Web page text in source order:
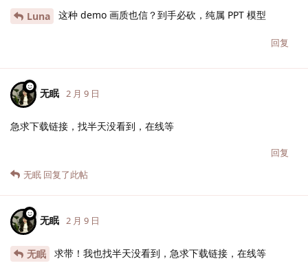
Luna 这种 demo 画质也信？到手必砍，纯属 PPT 模型
回复
无眠 2 月 9 日
急求下载链接，找半天没看到，在线等
回复
无眠 回复了此帖
无眠 2 月 9 日
无眠 求带！我也找半天没看到，急求下载链接，在线等